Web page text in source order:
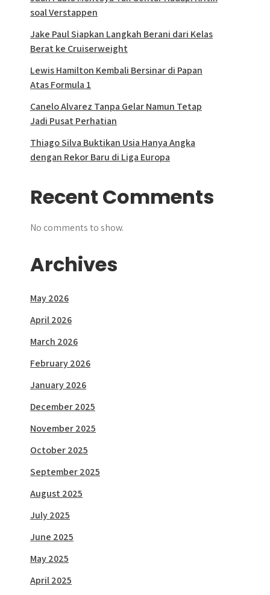
soal Verstappen
Jake Paul Siapkan Langkah Berani dari Kelas
Berat ke Cruiserweight
Lewis Hamilton Kembali Bersinar di Papan
Atas Formula 1
Canelo Alvarez Tanpa Gelar Namun Tetap
Jadi Pusat Perhatian
Thiago Silva Buktikan Usia Hanya Angka
dengan Rekor Baru di Liga Europa
Recent Comments
No comments to show.
Archives
May 2026
April 2026
March 2026
February 2026
January 2026
December 2025
November 2025
October 2025
September 2025
August 2025
July 2025
June 2025
May 2025
April 2025